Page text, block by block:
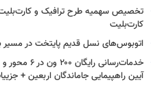
تخصیص سهمیه طرح ترافیک و کارت‌بلیت
کارت‌بلیت
اتوبوس‌های نسل قدیم پایتخت در مسیر
آیین راهپیمایی جاماندگان اربعین +